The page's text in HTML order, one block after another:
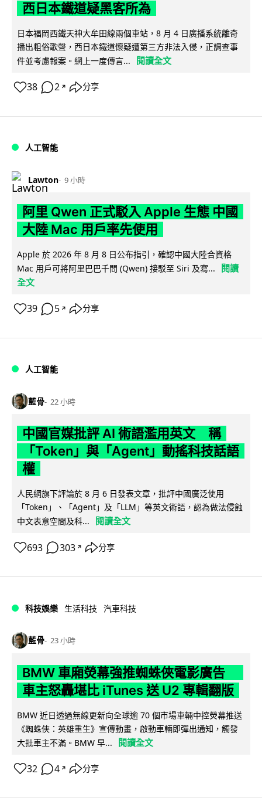
西日本鐵道疑黑客所為
日本福岡西鐵天神大牟田線兩個車站，8 月 4 日廣播系統離奇
播出粗俗歌聲，西日本鐵道懷疑遭第三方非法入侵，正調查事
件並考慮報案。網上一度傳言...
閱讀全文
38 2 ↗ 分享
人工智能
Lawton 9 小時
阿里 Qwen 正式駁入 Apple 生態 中國
大陸 Mac 用戶率先使用
Apple 於 2026 年 8 月 8 日公布指引，確認中國大陸合資格
Mac 用戶可將阿里巴巴千問 (Qwen) 接駁至 Siri 及寫...
閱讀
全文
39 5 ↗ 分享
人工智能
藍骨 22 小時
中國官媒批評 AI 術語濫用英文 稱
「Token」與「Agent」動搖科技話語
權
人民網旗下評論於 8 月 6 日發表文章，批評中國廣泛使用
「Token」、「Agent」及「LLM」等英文術語，認為做法侵蝕
中文表意空間及科...
閱讀全文
693 303 ↗ 分享
科技娛樂 生活科技 汽車科技
藍骨 23 小時
BMW 車廂熒幕強推蜘蛛俠電影廣告
車主怒轟堪比 iTunes 送 U2 專輯翻版
BMW 近日透過無線更新向全球逾 70 個市場車輛中控熒幕推送
《蜘蛛俠：英雄重生》宣傳動畫，啟動車輛即彈出通知，觸發
大批車主不滿。BMW 早...
閱讀全文
32 4 ↗ 分享